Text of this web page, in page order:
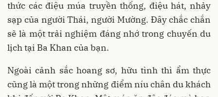
thức các điệu múa truyền thống, điệu hát, nhảy
sạp của người Thái, người Mường. Đây chắc chắn
sẽ là một trải nghiệm đáng nhớ trong chuyến du
lịch tại Ba Khan của bạn.
Ngoài cảnh sắc hoang sơ, hữu tình thì ẩm thực
cũng là một trong những điểm níu chân du khách